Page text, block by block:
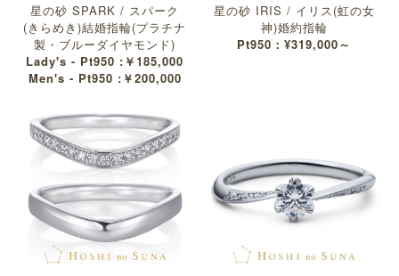
星の砂 SPARK / スパーク
(きらめき)結婚指輪(プラチナ
製・ブルーダイヤモンド)
Lady's - Pt950 :￥185,000
Men's - Pt950 :￥200,000
星の砂 IRIS / イリス(虹の女
神)婚約指輪
Pt950：¥319,000～